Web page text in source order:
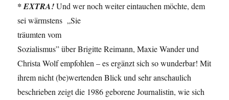
* EXTRA! Und wer noch weiter eintauchen möchte, dem
sei wärmstens „Sie
träumten vom
Sozialismus” über Brigitte Reimann, Maxie Wander und
Christa Wolf empfohlen – es ergänzt sich so wunderbar! Mit
ihrem nicht (be)wertenden Blick und sehr anschaulich
beschrieben zeigt die 1986 geborene Journalistin, wie sich